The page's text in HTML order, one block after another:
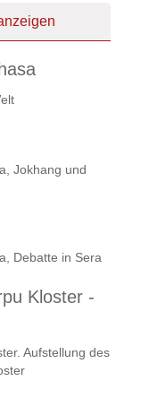
Jokhang und
Debatte in Sera
Kloster -
Aufstellung des